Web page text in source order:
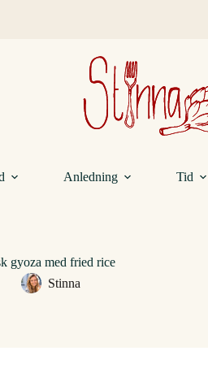
Anledning Tid
gyoza med fried rice
Stinna